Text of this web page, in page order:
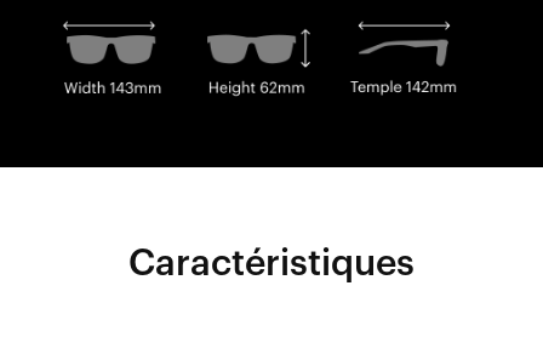
Caractéristiques